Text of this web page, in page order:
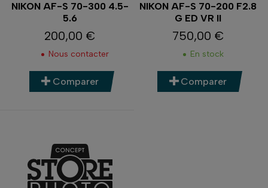
NIKON AF-S 70-300 4.5-
5.6
Prix
200,00 €
Nous contacter
Comparer
NIKON AF-S 70-200 F2.8
G ED VR II
Prix
750,00 €
En stock
Comparer